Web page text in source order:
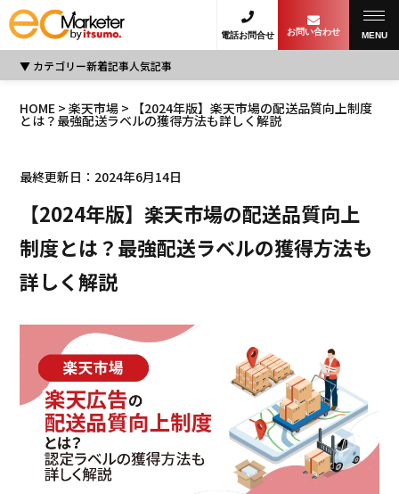
電話お問合せ お問い合わせ MENU
カテゴリー新着記事人気記事
HOME >楽天市場 > 【2024年版】楽天市場の配送品質向上制度
とは？最強配送ラベルの獲得方法も詳しく解説
最終更新日：2024年6月14日
【2024年版】楽天市場の配送品質向上
制度とは？最強配送ラベルの獲得方法も
詳しく解説